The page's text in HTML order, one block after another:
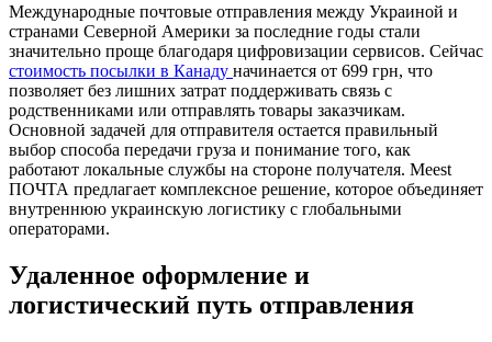
Международные почтовые отправления между Украиной и
странами Северной Америки за последние годы стали
значительно проще благодаря цифровизации сервисов. Сейчас
стоимость посылки в Канаду начинается от 699 грн, что
позволяет без лишних затрат поддерживать связь с
родственниками или отправлять товары заказчикам.
Основной задачей для отправителя остается правильный
выбор способа передачи груза и понимание того, как
работают локальные службы на стороне получателя. Meest
ПОЧТА предлагает комплексное решение, которое объединяет
внутреннюю украинскую логистику с глобальными
операторами.
Удаленное оформление и
логистический путь отправления